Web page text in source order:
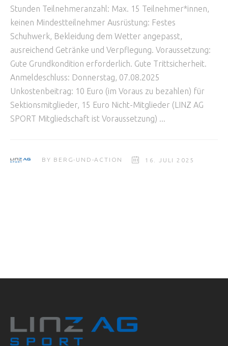
Stunden Teilnehmeranzahl: Max. 15 Teilnehmer*innen,
keinen Mindestteilnehmer Ausrüstung: Festes
Schuhwerk, Bekleidung dem Wetter angepasst,
ausreichend Getränke und Verpflegung. Voraussetzung:
Gute Grundkondition erforderlich. Gute Trittsicherheit.
Anmeldeschluss: Donnerstag, 07.08.2025
Unkostenbeitrag: 10 Euro (im Voraus zu bezahlen) für
Sektionsmitglieder, 15 Euro Nicht-Mitglieder (LINZ AG
SPORT Mitgliedschaft ist Voraussetzung)
BY BERG-UND-ACTION 16. JULI 2025